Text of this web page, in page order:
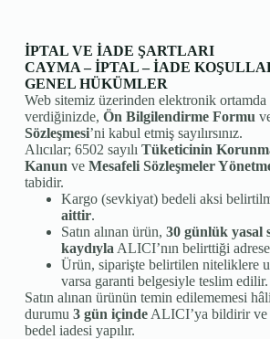
İPTAL VE İADE ŞARTLARI
CAYMA – İPTAL – İADE
GENEL HÜKÜMLER
Web sitemiz üzerinden elektronik ortamda
verdiğinizde, Ön Bilgilendirme Formu
Sözleşmesi’ni kabul etmiş sayılırsınız.
Alıcılar; 6502 sayılı Tüketicinin
Kanun ve Mesafeli Sözleşmeler
tabidir.
Kargo (sevkiyat) bedeli aksi
aittir.
Satın alınan ürün, 30 günlük yasal
kaydıyla ALICI’nın belirttiği
Ürün, siparişte belirtilen niteliklere
varsa garanti belgesiyle teslim edilir.
Satın alınan ürünün temin edilememesi
durumu 3 gün içindeALICI’ya bildirir ve
bedel iadesi yapılır.